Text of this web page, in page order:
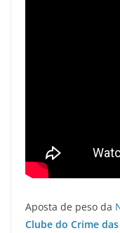
Aposta de peso da
Clube do Crime